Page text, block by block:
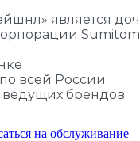
является
всей России
брендов
на обслуживание